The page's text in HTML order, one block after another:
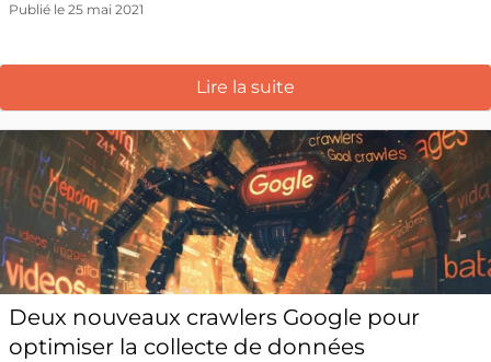
Publié le 25 mai 2021
Lire la suite
Deux nouveaux crawlers Google pour
optimiser la collecte de données